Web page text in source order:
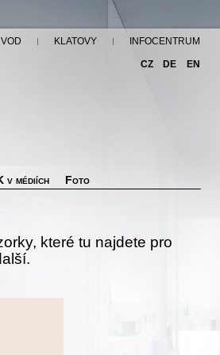
CZ DE EN
KLATOVY INFOCENTRUM
v médiích Foto
které tu najdete pro